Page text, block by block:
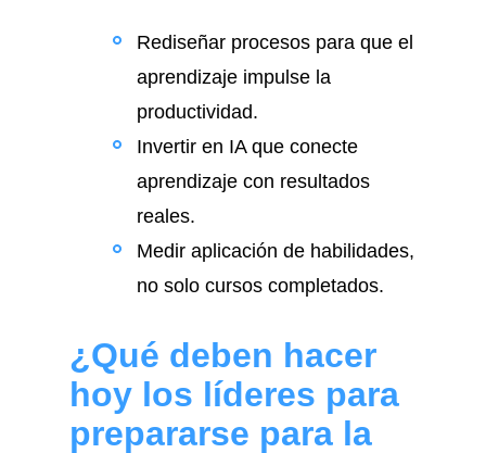
Rediseñar procesos para que el
aprendizaje impulse la
productividad.
Invertir en IA que conecte
aprendizaje con resultados
reales.
Medir aplicación de habilidades,
no solo cursos completados.
¿Qué deben hacer
hoy los líderes para
prepararse para la